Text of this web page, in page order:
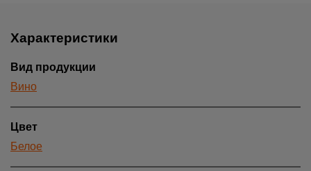
Характеристики
Вид продукции
Вино
Цвет
Белое